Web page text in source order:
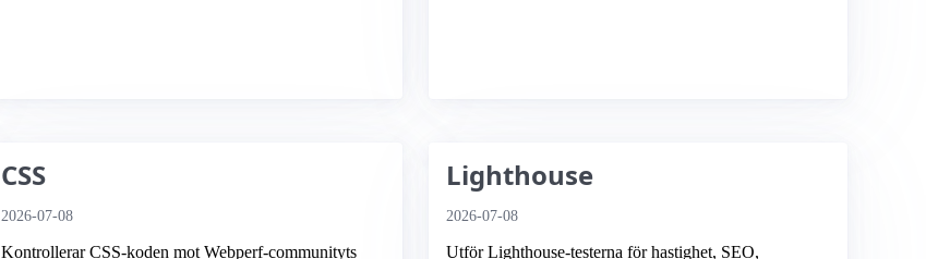
CSS
2026-07-08
Kontrollerar CSS-koden mot Webperf-communityts
Lighthouse
2026-07-08
Utför Lighthouse-testerna för hastighet, SEO,